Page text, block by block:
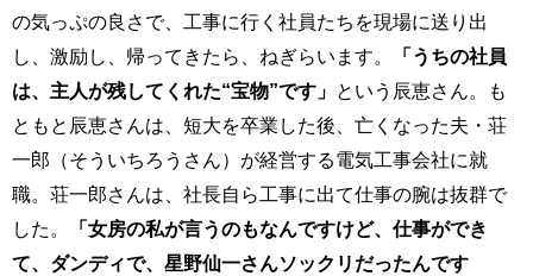
の気っぷの良さで、工事に行く社員たちを現場に送り出
し、激励し、帰ってきたら、ねぎらいます。
「うちの社員
は、主人が残してくれた“宝物”です」 という辰恵さん。も
ともと辰恵さんは、短大を卒業した後、亡くなった夫・荘
一郎（そういちろうさん）が経営する電気工事会社に就
職。荘一郎さんは、社長自ら工事に出て仕事の腕は抜群で
した。
「女房の私が言うのもなんですけど、仕事ができ
て、ダンディで、星野仙一さんソックリだったんです